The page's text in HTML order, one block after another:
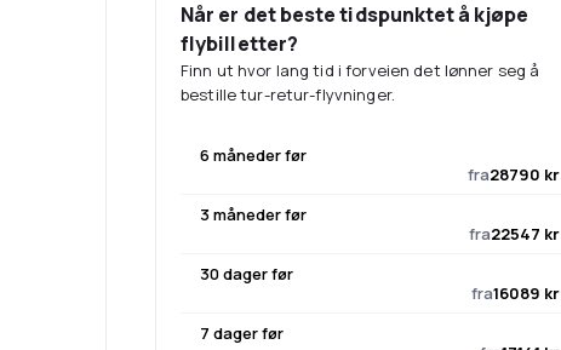
Når er det beste tidspunktet å kjøpe
flybilletter?
Finn ut hvor lang tid i forveien det lønner seg å
bestille tur-retur-flyvninger.
6 måneder før
fra28790 kr
3 måneder før
fra22547 kr
30 dager før
fra16089 kr
7 dager før